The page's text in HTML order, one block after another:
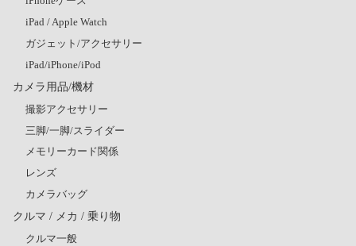
iPad / Apple Watch
ガジェット/アクセサリー
iPad/iPhone/iPod
カメラ用品/機材
撮影アクセサリー
三脚/一脚/スライダー
メモリーカード関係
レンズ
カメラバッグ
クルマ / メカ / 乗り物
クルマ一般